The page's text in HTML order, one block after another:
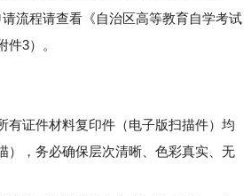
流程请查看《自治区高等教育自学考试
3）。
有证件材料复印件（电子版扫描件）均
），务必确保层次清晰、色彩真实、无